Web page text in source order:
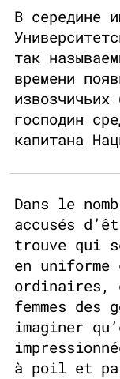
В середине
так
времени
господин
капитана
Dans le
accusés
trouve qui
en
ordinaires,
femmes des
imaginer
à poil et